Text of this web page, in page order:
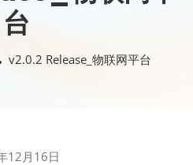
台
v2.0.2 Release_物联网平台
12月16日